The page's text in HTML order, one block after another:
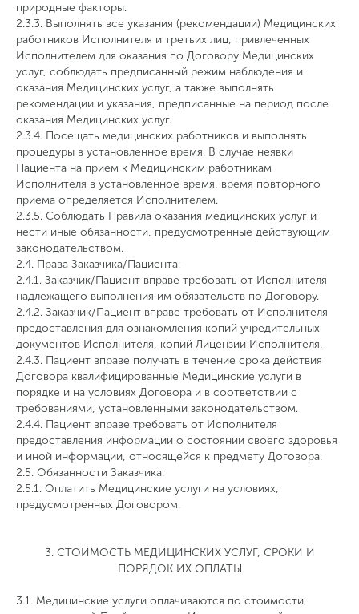
природные факторы.
2.3.3. Выполнять все указания (рекомендации) Медицинских
работников Исполнителя и третьих лиц, привлеченных
Исполнителем для оказания по Договору Медицинских
услуг, соблюдать предписанный режим наблюдения и
оказания Медицинских услуг, а также выполнять
рекомендации и указания, предписанные на период после
оказания Медицинских услуг.
2.3.4. Посещать медицинских работников и выполнять
процедуры в установленное время. В случае неявки
Пациента на прием к Медицинским работникам
Исполнителя в установленное время, время повторного
приема определяется Исполнителем.
2.3.5. Соблюдать Правила оказания медицинских услуг и
нести иные обязанности, предусмотренные действующим
законодательством.
2.4. Права Заказчика/Пациента:
2.4.1. Заказчик/Пациент вправе требовать от Исполнителя
надлежащего выполнения им обязательств по Договору.
2.4.2. Заказчик/Пациент вправе требовать от Исполнителя
предоставления для ознакомления копий учредительных
документов Исполнителя, копий Лицензии Исполнителя.
2.4.3. Пациент вправе получать в течение срока действия
Договора квалифицированные Медицинские услуги в
порядке и на условиях Договора и в соответствии с
требованиями, установленными законодательством.
2.4.4. Пациент вправе требовать от Исполнителя
предоставления информации о состоянии своего здоровья
и иной информации, относящейся к предмету Договора.
2.5. Обязанности Заказчика:
2.5.1. Оплатить Медицинские услуги на условиях,
предусмотренных Договором.
3. СТОИМОСТЬ МЕДИЦИНСКИХ УСЛУГ, СРОКИ И
ПОРЯДОК ИХ ОПЛАТЫ
3.1. Медицинские услуги оплачиваются по стоимости,